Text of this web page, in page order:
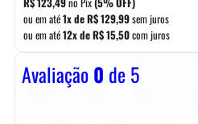
ou em até1x deR$129,99sem juros
ou em até12x deR$15,50com juros
Avaliação0 de 5